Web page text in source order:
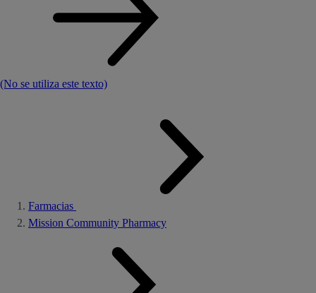
(No se utiliza este texto)
Farmacias
Mission Community Pharmacy